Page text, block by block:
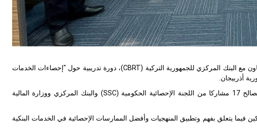
مع البنك المركزي للجمهورية التركية (CBRT)، دورة تدريبية حول "إحصاءات الخدمات
(
SSC) والبنك المركزي ووزارة المالية
فيما يتعلق بفهم وتطبيق المنهجيات وأفضل الممارسات الإحصائية في الخدمات البنكية